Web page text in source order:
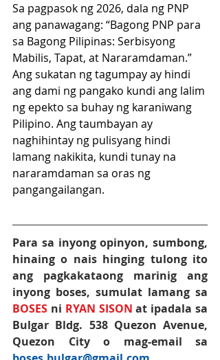
Sa pagpasok ng 2026, dala ng PNP
ang panawagang: “Bagong PNP para
sa Bagong Pilipinas: Serbisyong
Mabilis, Tapat, at Nararamdaman.”
Ang sukatan ng tagumpay ay hindi
ang dami ng pangako kundi ang lalim
ng epekto sa buhay ng karaniwang
Pilipino. Ang taumbayan ay
naghihintay ng pulisyang hindi
lamang nakikita, kundi tunay na
nararamdaman sa oras ng
pangangailangan.
Para sa inyong opinyon, sumbong,
hinaing o nais hinging tulong ito
ang pagkakataong marinig ang
BOSES ni RYAN SISON at ipadala sa
Bulgar Bldg. 538 Quezon Avenue,